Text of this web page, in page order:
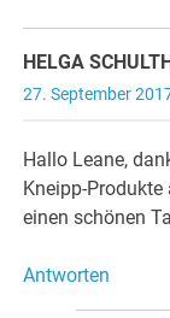
HELGA
27. September
Hallo Leane,
Kneipp-
einen schönen
Antworten